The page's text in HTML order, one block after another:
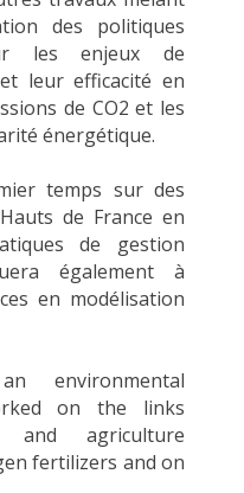
des politiques
les enjeux de
leur efficacité en
de CO2 et les
énergétique.
temps sur des
de France en
de gestion
également à
en modélisation
environmental
on the links
and agriculture
fertilizers and on